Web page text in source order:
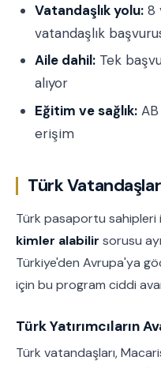
Vatandaşlık yolu: 8
vatandaşlık
Aile dahil: Tek
alıyor
Eğitim ve sağlık:
erişim
Türk
Türk pasaportu sahipleri
kimler alabilir sorusu
Türkiye'den Avrupa'ya
için bu program ciddi
Türk Yatırımcıların
Türk vatandaşları,